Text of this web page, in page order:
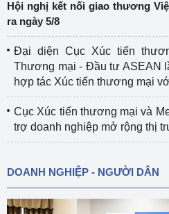
Hội nghị kết nối giao thương
ra ngày 5/8
Đại diện Cục Xúc tiến
Thương mại - Đầu tư ASEAN
hợp tác Xúc tiến thương mại
Cục Xúc tiến thương mại và
trợ doanh nghiệp mở rộng thị
DOANH NGHIỆP - NGƯỜI DÂN